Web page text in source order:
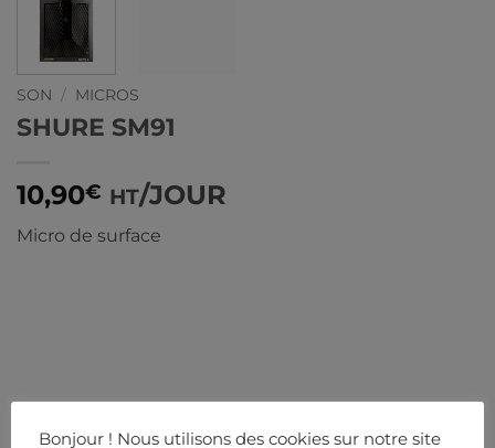
SON / MICROS
SHURE SM91
10,90€ HT/JOUR
Micro de surface
Bonjour ! Nous utilisons des cookies sur notre site